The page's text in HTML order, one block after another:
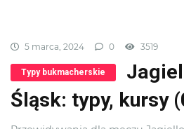
5 marca, 2024 0 3519
Typy bukmacherskie
Śląsk: typy, kursy